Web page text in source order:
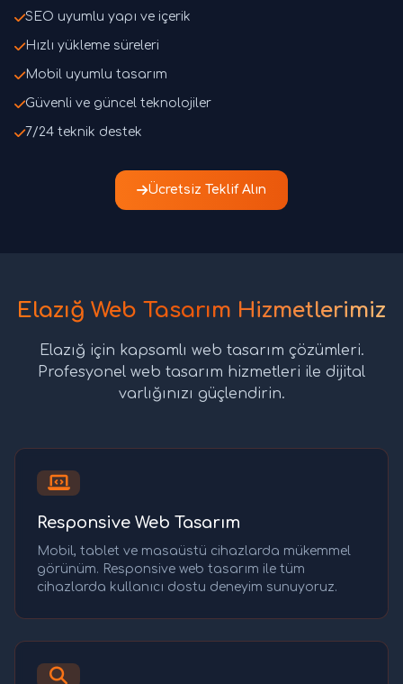
SEO uyumlu yapı ve içerik
Hızlı yükleme süreleri
Mobil uyumlu tasarım
Güvenli ve güncel teknolojiler
7/24 teknik destek
Ücretsiz Teklif Alın
Elazığ Web Tasarım Hizmetlerimiz
Elazığ için kapsamlı web tasarım çözümleri.
Profesyonel web tasarım hizmetleri ile dijital
varlığınızı güçlendirin.
Responsive Web Tasarım
Mobil, tablet ve masaüstü cihazlarda mükemmel
görünüm. Responsive web tasarım ile tüm
cihazlarda kullanıcı dostu deneyim sunuyoruz.